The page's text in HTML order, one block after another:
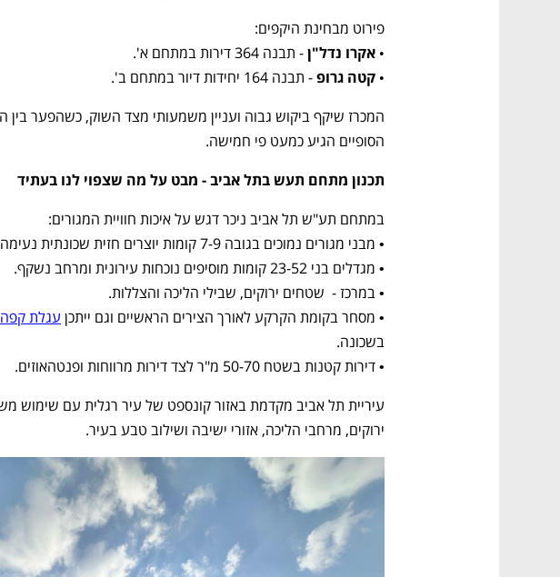
• אקרו נדל"ן
• קטה גרופ - תבנה 164 יחידות דיור במתחם ב'.
הסופיים הגיע כמעט פי חמישה.
תכנון מתחם תעש בתל אביב - מבט על מה שצפוי לנו בעתיד
במתחם תע"ש תל אביב ניכר דגש על איכות חוויית המגורים:
• מבני מגורים נמוכים בגובה 7-9 קומות יוצרים חזית שכונתית נעימה.
• מגדלים בני 23-52 קומות מוסיפים נוכחות עירונית ומרחב נשקף.
• במרכז -  שטחים ירוקים, שבילי הליכה והצללות.
• מסחר בקומת הקרקע לאורך הצירים הראשיים וגם ייתכן עגלת קפה
בשכונה.
• דירות קטנות בשטח 50-70 מ"ר לצד דירות מרווחות ופנטהאוזים.
ירוקים, מרחבי הליכה, אזורי ישיבה ושילוב טבע בעיר.